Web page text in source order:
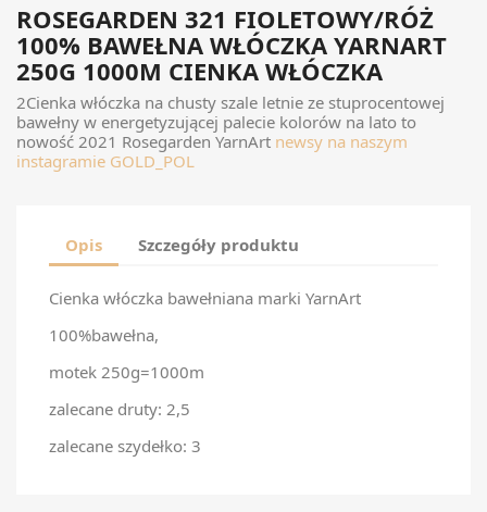
ROSEGARDEN 321 FIOLETOWY/RÓŻ
100% BAWEŁNA WŁÓCZKA YARNART
250G 1000M CIENKA WŁÓCZKA
2Cienka włóczka na chusty szale letnie ze stuprocentowej
bawełny w energetyzującej palecie kolorów na lato to
nowość 2021 Rosegarden YarnArt newsy na naszym
instagramie GOLD_POL
Opis Szczegóły produktu
Cienka włóczka bawełniana marki YarnArt
100%bawełna,
motek 250g=1000m
zalecane druty: 2,5
zalecane szydełko: 3